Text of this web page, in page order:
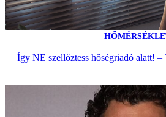
Így NE szellőztess hőségriadó alatt! –